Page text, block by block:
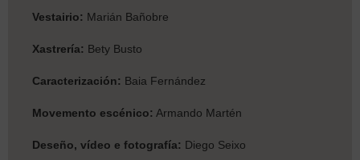
Vestairio: Marián Bañobre
Xastrería: Bety Busto
Caracterización: Baia Fernández
Movemento escénico: Armando Martén
Deseño, vídeo e fotografía: Diego Seixo